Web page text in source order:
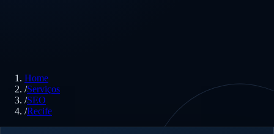
Home
/Serviços
/SEO
/Recife